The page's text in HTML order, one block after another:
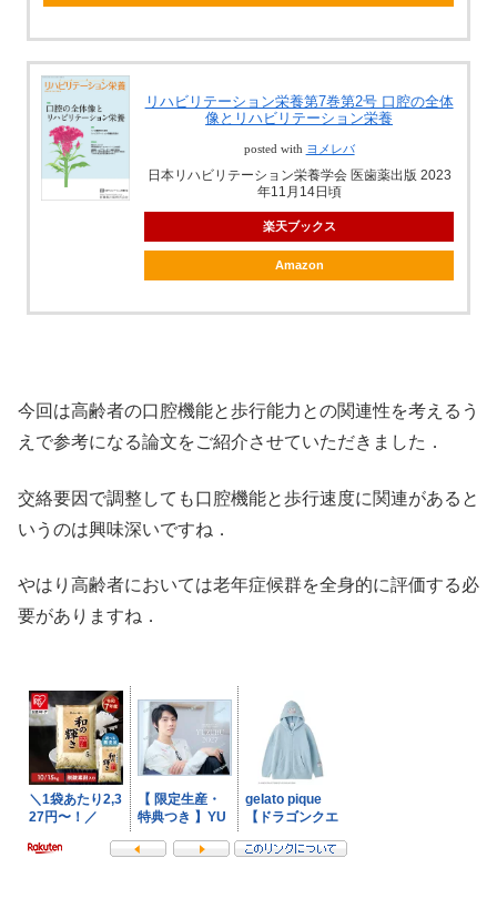
リハビリテーション栄養第7巻第2号 口腔の全体
像とリハビリテーション栄養
posted with ヨメレバ
日本リハビリテーション栄養学会 医歯薬出版 2023
年11月14日頃
楽天ブックス
Amazon
今回は高齢者の口腔機能と歩行能力との関連性を考えるう
えで参考になる論文をご紹介させていただきました．
交絡要因で調整しても口腔機能と歩行速度に関連があると
いうのは興味深いですね．
やはり高齢者においては老年症候群を全身的に評価する必
要がありますね．